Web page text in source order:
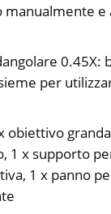
manualmente e
0.45X:
per
obiettivo
1 x supporto
1 x panno